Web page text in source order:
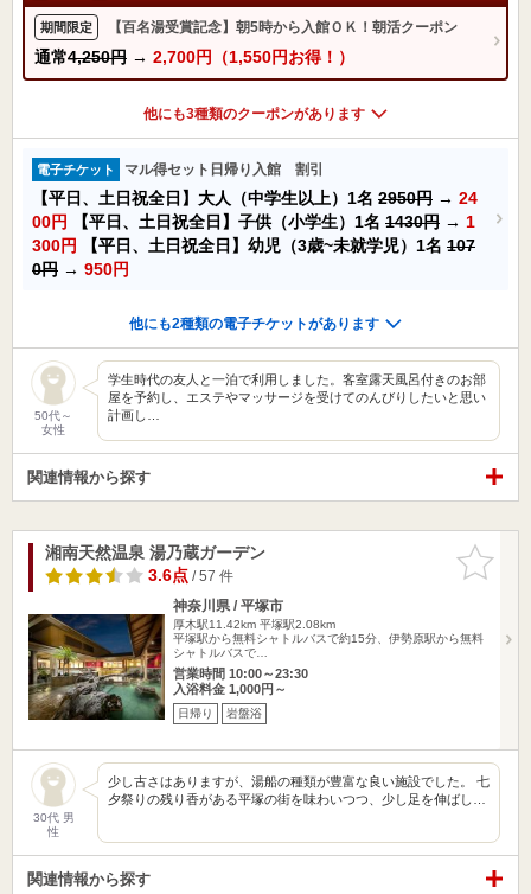
期間限定 【百名湯受賞記念】朝5時から入館ＯＫ！朝活クーポン
通常4,250円 → 2,700円（1,550円お得！）
他にも3種類のクーポンがあります
電子チケット マル得セット日帰り入館 割引
【平日、土日祝全日】大人（中学生以上）1名 2950円 → 24
00円
【平日、土日祝全日】子供（小学生）1名 1430円 → 1
300円
【平日、土日祝全日】幼児（3歳~未就学児）1名 107
0円 → 950円
他にも2種類の電子チケットがあります
50代～
女性
学生時代の友人と一泊で利用しました。客室露天風呂付きのお部
屋を予約し、エステやマッサージを受けてのんびりしたいと思い
計画し…
関連情報から探す
お気に入
りに追加
湘南天然温泉 湯乃蔵ガーデン
3.6点/ 57 件
神奈川県 / 平塚市
厚木駅11.42km 平塚駅2.08km
平塚駅から無料シャトルバスで約15分、伊勢原駅から無料
シャトルバスで…
営業時間 10:00～23:30
入浴料金 1,000円～
日帰り 岩盤浴
30代 男
性
少し古さはありますが、湯船の種類が豊富な良い施設でした。 七
夕祭りの残り香がある平塚の街を味わいつつ、少し足を伸ばし…
関連情報から探す